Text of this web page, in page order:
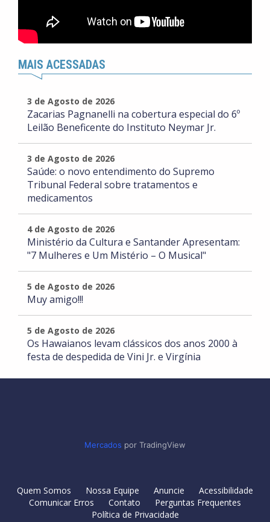
MAIS ACESSADAS
3 de Agosto de 2026
Zacarias Pagnanelli na cobertura especial do 6º
Leilão Beneficente do Instituto Neymar Jr.
3 de Agosto de 2026
Saúde: o novo entendimento do Supremo
Tribunal Federal sobre tratamentos e
medicamentos
4 de Agosto de 2026
Ministério da Cultura e Santander Apresentam:
"7 Mulheres e Um Mistério – O Musical"
5 de Agosto de 2026
Muy amigo!!!
5 de Agosto de 2026
Os Hawaianos levam clássicos dos anos 2000 à
festa de despedida de Vini Jr. e Virgínia
Mercados por TradingView
Quem Somos Nossa Equipe Anuncie
Acessibilidade
Comunicar Erros
Contato
Perguntas Frequentes
Política de Privacidade